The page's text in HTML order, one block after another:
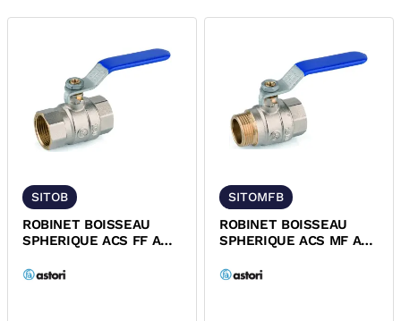
SITOB
ROBINET BOISSEAU
SPHERIQUE ACS FF A
SITOB ASTORI
SITOMFB
ROBINET BOISSEAU
SPHERIQUE ACS MF A
SITOMFB ASTORI